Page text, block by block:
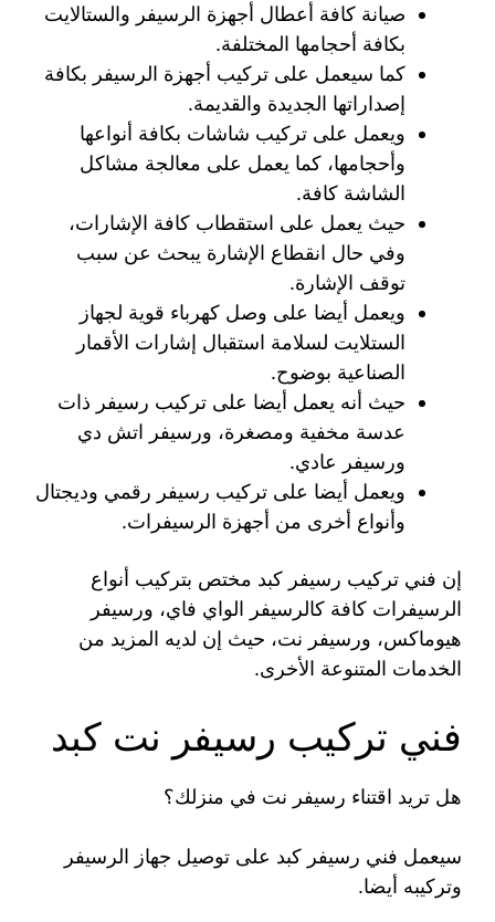
صيانة كافة أعطال أجهزة الرسيفر والستالايت
بكافة أحجامها المختلفة.
كما سيعمل على تركيب أجهزة الرسيفر بكافة
إصداراتها الجديدة والقديمة.
ويعمل على تركيب شاشات بكافة أنواعها
وأحجامها، كما يعمل على معالجة مشاكل
الشاشة كافة.
حيث يعمل على استقطاب كافة الإشارات،
وفي حال انقطاع الإشارة يبحث عن سبب
توقف الإشارة.
ويعمل أيضا على وصل كهرباء قوية لجهاز
الستلايت لسلامة استقبال إشارات الأقمار
الصناعية بوضوح.
حيث أنه يعمل أيضا على تركيب رسيفر ذات
عدسة مخفية ومصغرة، ورسيفر اتش دي
ورسيفر عادي.
ويعمل أيضا على تركيب رسيفر رقمي وديجتال
وأنواع أخرى من أجهزة الرسيفرات.
إن فني تركيب رسيفر كبد مختص بتركيب أنواع
الرسيفرات كافة كالرسيفر الواي فاي، ورسيفر
هيوماكس، ورسيفر نت، حيث إن لديه المزيد من
الخدمات المتنوعة الأخرى.
فني تركيب رسيفر نت كبد
هل تريد اقتناء رسيفر نت في منزلك؟
سيعمل فني رسيفر كبد على توصيل جهاز الرسيفر
وتركيبه أيضا.